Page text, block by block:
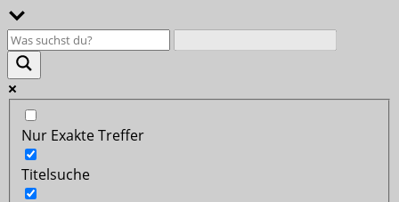
Nur Exakte Treffer
Titelsuche